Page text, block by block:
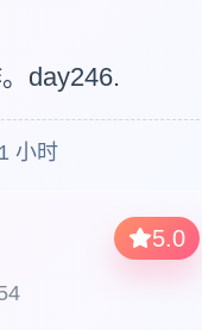
day246.
1 小时
5.0